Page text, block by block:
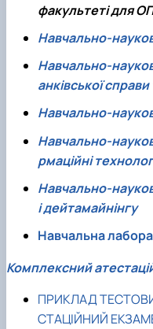
факультеті для
Навчально-
Навчально-
анківської
Навчально-
Навчально-
рмаційні
Навчально-
і дейтамайнінгу
Навчальна
Комплексний
ПРИКЛАД
СТАЦІЙНИЙ